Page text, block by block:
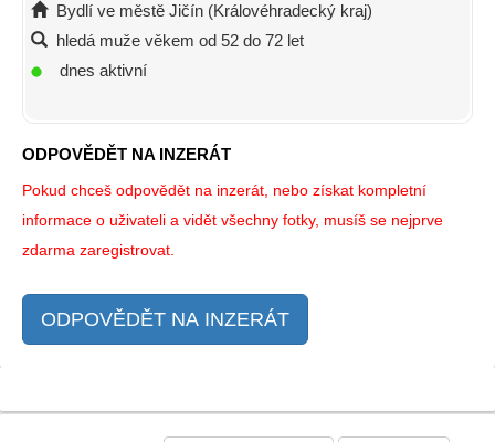
Bydlí ve městě Jičín (Královéhradecký kraj)
hledá muže věkem od 52 do 72 let
dnes aktivní
ODPOVĚDĚT NA INZERÁT
Pokud chceš odpovědět na inzerát, nebo získat kompletní
informace o uživateli a vidět všechny fotky, musíš se nejprve
zdarma zaregistrovat.
ODPOVĚDĚT NA INZERÁT